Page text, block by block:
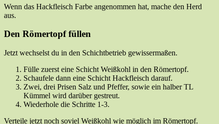
Wenn das Hackfleisch Farbe angenommen hat, mache den Herd
aus.
Den Römertopf füllen
Jetzt wechselst du in den Schichtbetrieb gewissermaßen.
Fülle zuerst eine Schicht Weißkohl in den Römertopf.
Schaufele dann eine Schicht Hackfleisch darauf.
Zwei, drei Prisen Salz und Pfeffer, sowie ein halber TL
Kümmel wird darüber gestreut.
Wiederhole die Schritte 1-3.
Verteile jetzt noch soviel Weißkohl wie möglich im Römertopf.